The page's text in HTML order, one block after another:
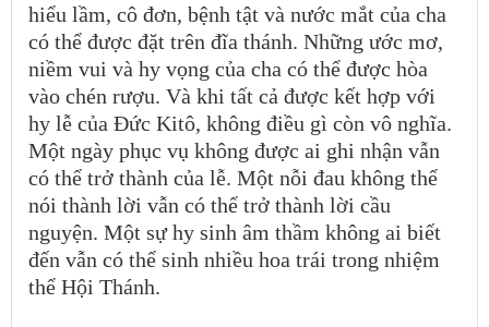
hiểu lầm, cô đơn, bệnh tật và nước mắt của cha
có thể được đặt trên đĩa thánh. Những ước mơ,
niềm vui và hy vọng của cha có thể được hòa
vào chén rượu. Và khi tất cả được kết hợp với
hy lễ của Đức Kitô, không điều gì còn vô nghĩa.
Một ngày phục vụ không được ai ghi nhận vẫn
có thể trở thành của lễ. Một nỗi đau không thể
nói thành lời vẫn có thể trở thành lời cầu
nguyện. Một sự hy sinh âm thầm không ai biết
đến vẫn có thể sinh nhiều hoa trái trong nhiệm
thể Hội Thánh.